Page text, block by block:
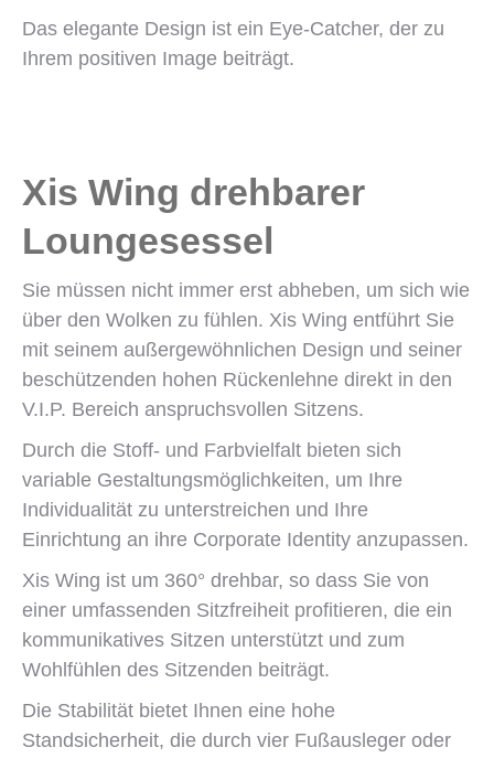
Das elegante Design ist ein Eye-Catcher, der zu
Ihrem positiven Image beiträgt.
Xis Wing drehbarer
Loungesessel
Sie müssen nicht immer erst abheben, um sich wie
über den Wolken zu fühlen. Xis Wing entführt Sie
mit seinem außergewöhnlichen Design und seiner
beschützenden hohen Rückenlehne direkt in den
V.I.P. Bereich anspruchsvollen Sitzens.
Durch die Stoff- und Farbvielfalt bieten sich
variable Gestaltungsmöglichkeiten, um Ihre
Individualität zu unterstreichen und Ihre
Einrichtung an ihre Corporate Identity anzupassen.
Xis Wing ist um 360° drehbar, so dass Sie von
einer umfassenden Sitzfreiheit profitieren, die ein
kommunikatives Sitzen unterstützt und zum
Wohlfühlen des Sitzenden beiträgt.
Die Stabilität bietet Ihnen eine hohe
Standsicherheit, die durch vier Fußausleger oder